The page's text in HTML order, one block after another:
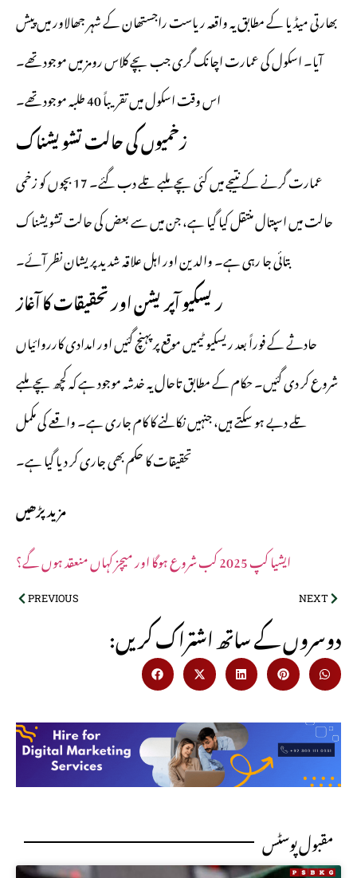
بھارتی میڈیا کے مطابق یہ واقعہ ریاست راجستھان کے شہر جھالاور میں پیش
آیا۔ اسکول کی عمارت اچانک گری جب بچے کلاس رومز میں موجود تھے۔
اس وقت اسکول میں تقریباً 40 طلبہ موجود تھے۔
زخمیوں کی حالت تشویشناک
عمارت گرنے کے نتیجے میں کئی بچے ملبے تلے دب گئے۔ 17 بچوں کو زخمی
حالت میں اسپتال منتقل کیا گیا ہے، جن میں سے بعض کی حالت تشویشناک
بتائی جا رہی ہے۔ والدین اور اہل علاقہ شدید پریشان نظر آئے۔
ریسکیو آپریشن اور تحقیقات کا آغاز
حادثے کے فوراً بعد ریسکیو ٹیمیں موقع پر پہنچ گئیں اور امدادی کارروائیاں
شروع کر دی گئیں۔ حکام کے مطابق تاحال یہ خدشہ موجود ہے کہ کچھ بچے ملبے
تلے دبے ہو سکتے ہیں، جنہیں نکالنے کا کام جاری ہے۔ واقعے کی مکمل
تحقیقات کا حکم بھی جاری کر دیا گیا ہے۔
مزید پڑھیں
ایشیا کپ 2025 کب شروع ہوگا اور میچز کہاں منعقد ہوں گے؟
PREVIOUS NEXT
:دوسروں کے ساتھ اشتراک کریں
مقبول پوسٹس